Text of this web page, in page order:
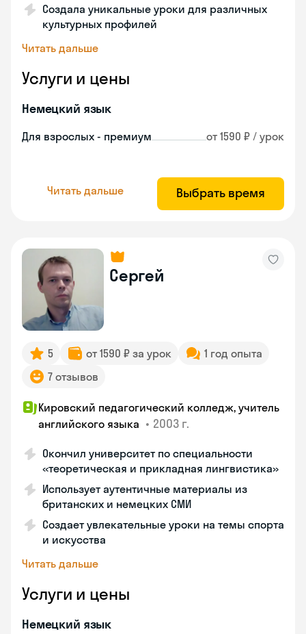
Создала уникальные уроки для различных
культурных профилей
Читать дальше
Услуги и цены
Немецкий язык
Для взрослых - премиум от 1590 ₽ / урок
Читать дальше Выбрать время
Сергей
5 от 1590 ₽ за урок
1 год опыта
7 отзывов
Кировский педагогический колледж, учитель
английского языка • 2003 г.
Окончил университет по специальности
«теоретическая и прикладная лингвистика»
Использует аутентичные материалы из
британских и немецких СМИ
Создает увлекательные уроки на темы спорта
и искусства
Читать дальше
Услуги и цены
Немецкий язык